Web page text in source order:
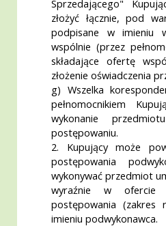
Sprzedającego"
złożyć łącznie, pod
podpisane w imieniu
wspólnie (przez
składające ofertę
złożenie oświadczenia
g) Wszelka
pełnomocnikiem
wykonanie
postępowaniu.
2. Kupujący może
postępowania
wykonywać przedmiot
wyraźnie w ofercie
postępowania (zakres
imieniu podwykonawca.